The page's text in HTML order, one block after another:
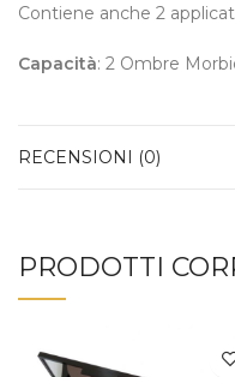
Contiene anche 2
Capacità: 2 Ombre
RECENSIONI (0)
PRODOTTI